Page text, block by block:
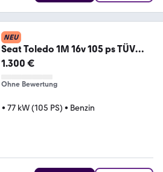
NEU
Seat Toledo 1M 16v 105 ps TÜV
Neu Anfänge...
1.300 €
Ohne Bewertung
• 77 kW (105 PS) • Benzin